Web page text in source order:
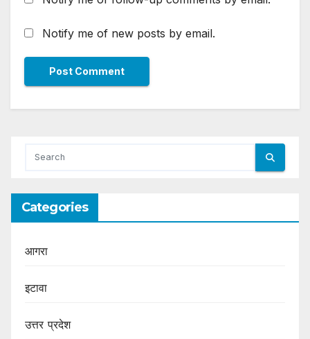
Notify me of new posts by email.
Categories
आगरा
इटावा
उत्तर प्रदेश